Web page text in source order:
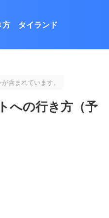
方 タイランド
含まれています。
への行き方（予